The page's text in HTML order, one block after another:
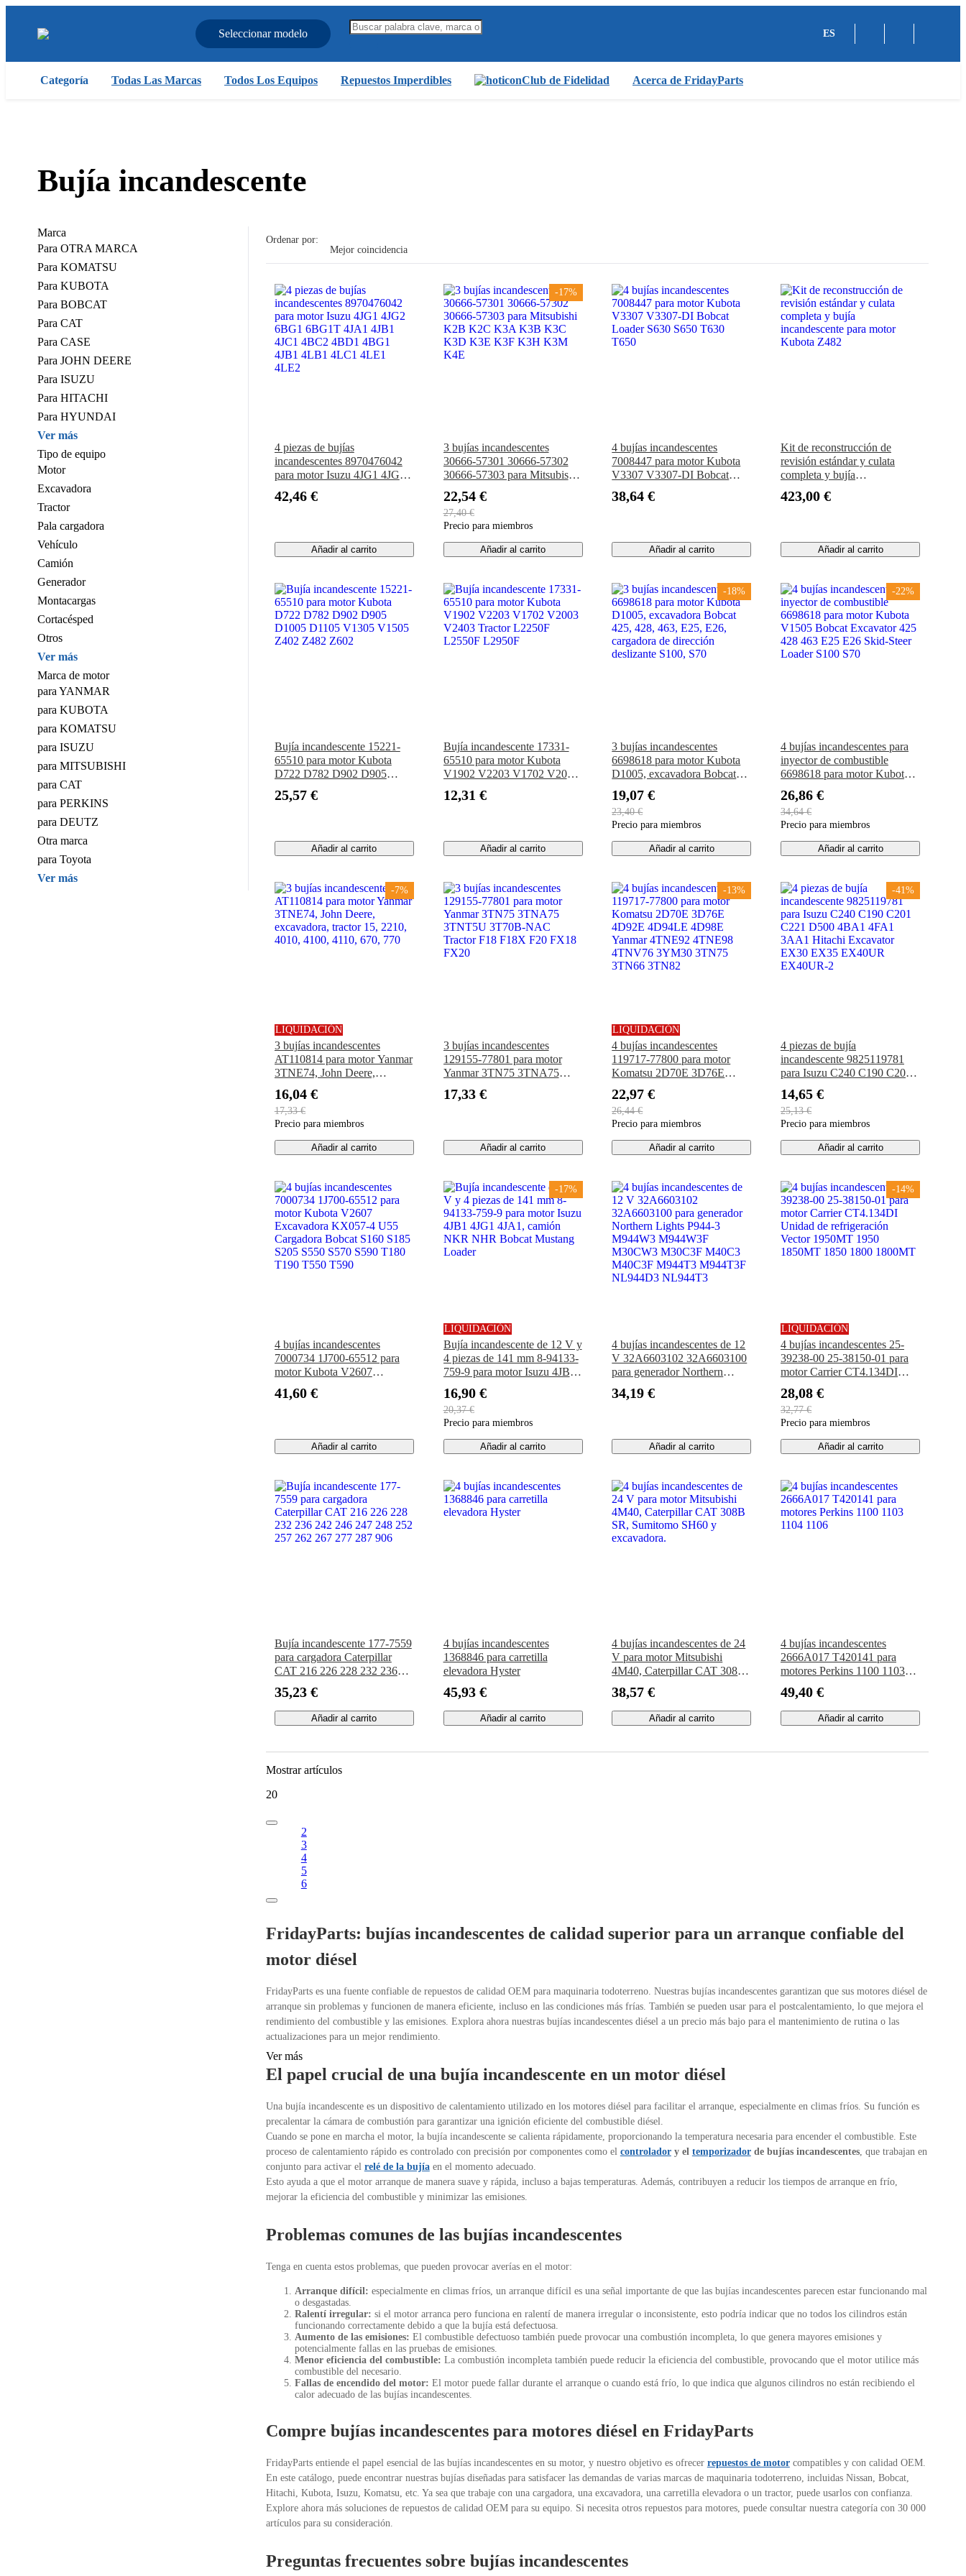
Seleccionar modelo ES
Categoría Todas Las Marcas Todos Los Equipos Repuestos Imperdibles Club de Fidelidad Acerca de FridayParts
Bujía incandescente
Marca
Para OTRA MARCA
Para KOMATSU
Para KUBOTA
Para BOBCAT
Para CAT
Para CASE
Para JOHN DEERE
Para ISUZU
Para HITACHI
Para HYUNDAI
Ver más
Tipo de equipo
Motor
Excavadora
Tractor
Pala cargadora
Vehículo
Camión
Generador
Montacargas
Cortacésped
Otros
Ver más
Marca de motor
para YANMAR
para KUBOTA
para KOMATSU
para ISUZU
para MITSUBISHI
para CAT
para PERKINS
para DEUTZ
Otra marca
para Toyota
Ver más
Ordenar por:
Mejor coincidencia
4 piezas de bujías
incandescentes 8970476042
para motor Isuzu 4JG1 4JG2
4JC1 4BC2 4BD1 4BG1
42,46 €
Añadir al carrito
-17%
3 bujías incandescentes
30666-57301 30666-57302
30666-57303 para Mitsubishi
K3D K3E K3F K3H K3M
K4E
22,54 €
27,40 €
Precio para miembros
Añadir al carrito
4 bujías incandescentes
7008447 para motor Kubota
V3307 V3307-DI Bobcat
T650
38,64 €
Añadir al carrito
Kit de reconstrucción de
revisión estándar y culata
completa y bujía
Kubota Z482
423,00 €
Añadir al carrito
Bujía incandescente 15221-
65510 para motor Kubota
D722 D782 D902 D905
Z402 Z482 Z602
25,57 €
Añadir al carrito
Bujía incandescente 17331-
65510 para motor Kubota
V1902 V2203 V1702 V2003
L2550F L2950F
12,31 €
Añadir al carrito
-18%
3 bujías incandescentes
6698618 para motor Kubota
D1005, excavadora Bobcat
cargadora de dirección
deslizante S100, S70
19,07 €
23,40 €
Precio para miembros
Añadir al carrito
-22%
4 bujías incandescentes para
inyector de combustible
6698618 para motor Kubota
428 463 E25 E26 Skid-Steer
Loader S100 S70
26,86 €
34,64 €
Precio para miembros
Añadir al carrito
-7%
LIQUIDACIÓN
3 bujías incandescentes
AT110814 para motor Yanmar
3TNE74, John Deere,
4010, 4100, 4110, 670, 770
16,04 €
17,33 €
Precio para miembros
Añadir al carrito
3 bujías incandescentes
129155-77801 para motor
Yanmar 3TN75 3TNA75
Tractor F18 F18X F20 FX18
17,33 €
Añadir al carrito
-13%
LIQUIDACIÓN
4 bujías incandescentes
119717-77800 para motor
Komatsu 2D70E 3D76E
Yanmar 4TNE92 4TNE98
4TNV76 3YM30 3TN75
3TN66 3TN82
22,97 €
26,44 €
Precio para miembros
Añadir al carrito
-41%
4 piezas de bujía
incandescente 9825119781
para Isuzu C240 ​​C190 C201
3AA1 Hitachi Excavator
EX30 EX35 EX40UR
EX40UR-2
14,65 €
25,13 €
Precio para miembros
Añadir al carrito
4 bujías incandescentes
7000734 1J700-65512 para
motor Kubota V2607
Cargadora Bobcat S160 S185
41,60 €
Añadir al carrito
-17%
LIQUIDACIÓN
Bujía incandescente de 12 V y
4 piezas de 141 mm 8-94133-
759-9 para motor Isuzu 4JB1
NHR Bobcat Mustang Loader
16,90 €
20,37 €
Precio para miembros
Añadir al carrito
4 bujías incandescentes de 12
V 32A6603102 32A6603100
para generador Northern
M944W3F M30CW3
NL944D3 NL944T3
34,19 €
Añadir al carrito
-14%
LIQUIDACIÓN
4 bujías incandescentes 25-
39238-00 25-38150-01 para
motor Carrier CT4.134DI
Vector 1950MT 1950
1850MT 1850 1800 1800MT
28,08 €
32,77 €
Precio para miembros
Añadir al carrito
Bujía incandescente 177-7559
para cargadora Caterpillar
CAT 216 226 228 232 236
267 277 287 906
35,23 €
Añadir al carrito
4 bujías incandescentes
1368846 para carretilla
elevadora Hyster
45,93 €
Añadir al carrito
4 bujías incandescentes de 24
V para motor Mitsubishi
4M40, Caterpillar CAT 308B
excavadora.
38,57 €
Añadir al carrito
4 bujías incandescentes
2666A017 T420141 para
motores Perkins 1100 1103
49,40 €
Añadir al carrito
Mostrar artículos
20
2
3
4
5
6
FridayParts: bujías incandescentes de calidad superior para un arranque confiable del
motor diésel
FridayParts es una fuente confiable de repuestos de calidad OEM para maquinaria todoterreno. Nuestras bujías incandescentes garantizan que sus motores diésel de
arranque sin problemas y funcionen de manera eficiente, incluso en las condiciones más frías. También se pueden usar para el postcalentamiento, lo que mejora el
rendimiento del combustible y las emisiones. Explora ahora nuestras bujías incandescentes diésel a un precio más bajo para el mantenimiento de rutina o las
actualizaciones para un mejor rendimiento.
El papel crucial de una bujía incandescente en un motor diésel
Una bujía incandescente es un dispositivo de calentamiento utilizado en los motores diésel para facilitar el arranque, especialmente en climas fríos. Su función es
precalentar la cámara de combustión para garantizar una ignición eficiente del combustible diésel.
Cuando se pone en marcha el motor, la bujía incandescente se calienta rápidamente, proporcionando la temperatura necesaria para encender el combustible. Este
proceso de calentamiento rápido es controlado con precisión por componentes como el controladory el temporizadorde bujías incandescentes, que trabajan en
conjunto para activar el relé de la bujíaen el momento adecuado.
Esto ayuda a que el motor arranque de manera suave y rápida, incluso a bajas temperaturas. Además, contribuyen a reducir los tiempos de arranque en frío,
mejorar la eficiencia del combustible y minimizar las emisiones.
Problemas comunes de las bujías incandescentes
Tenga en cuenta estos problemas, que pueden provocar averías en el motor:
Arranque difícil: especialmente en climas fríos, un arranque difícil es una señal importante de que las bujías incandescentes parecen estar funcionando mal
o desgastadas.
Ralentí irregular: si el motor arranca pero funciona en ralentí de manera irregular o inconsistente, esto podría indicar que no todos los cilindros están
funcionando correctamente debido a que la bujía está defectuosa.
Aumento de las emisiones: El combustible defectuoso también puede provocar una combustión incompleta, lo que genera mayores emisiones y
potencialmente fallas en las pruebas de emisiones.
Menor eficiencia del combustible: La combustión incompleta también puede reducir la eficiencia del combustible, provocando que el motor utilice más
combustible del necesario.
Fallas de encendido del motor: El motor puede fallar durante el arranque o cuando está frío, lo que indica que algunos cilindros no están recibiendo el
calor adecuado de las bujías incandescentes.
Compre bujías incandescentes para motores diésel en FridayParts
FridayParts entiende el papel esencial de las bujías incandescentes en su motor, y nuestro objetivo es ofrecer repuestos de motorcompatibles y con calidad OEM.
En este catálogo, puede encontrar nuestras bujías diseñadas para satisfacer las demandas de varias marcas de maquinaria todoterreno, incluidas Nissan, Bobcat,
Hitachi, Kubota, Isuzu, Komatsu, etc. Ya sea que trabaje con una cargadora, una excavadora, una carretilla elevadora o un tractor, puede usarlos con confianza.
Explore ahora más soluciones de repuestos de calidad OEM para su equipo. Si necesita otros repuestos para motores, puede consultar nuestra categoría con 30 000
artículos para su consideración.
Preguntas frecuentes sobre bujías incandescentes
Ver más